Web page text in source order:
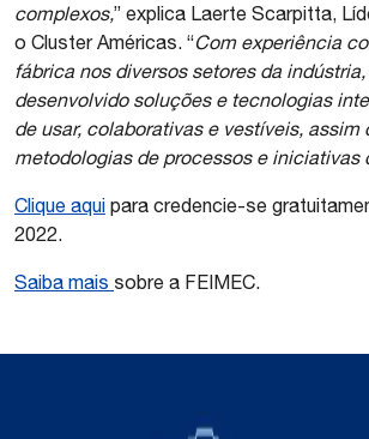
complexos,” explica Laerte Scarpitta,
o Cluster Américas. “Com experiência
fábrica nos diversos setores da
desenvolvido soluções e tecnologias
de usar, colaborativas e vestíveis, assim
metodologias de processos e iniciativas
Clique aqui para credencie-se
2022.
Saiba mais sobre a FEIMEC.